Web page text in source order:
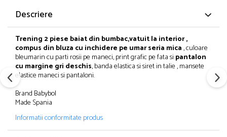
Colanti/Pantaloni sport
Costume baie/Accesorii plaja
Geci primavara
Hanorace/Jachete jersey
Incaltaminte
Palarii/Sepci vara
Pantaloni scurti/fuste/salopete
Haina blana/Paltoane
Incaltaminte
Pijamale
Pulovere/Bolero tricot
Rochite maneca lunga
Set 2/3 piese maneca lunga
Trening/Pantaloni sport
Tricouri maneca lunga
Descriere
Trening 2 piese baiat din bumbac,vatuit la interior ,
compus din bluza cu inchidere pe umar seria mica, culoare
bleumarin cu parti rosii pe maneci, print grafic pe fata si pantalon
cu margine gri deschis, banda elastica si siret in talie , mansete
elastice maneci si pantaloni.
Brand Babybol
Made Spania
Informatii conformitate produs